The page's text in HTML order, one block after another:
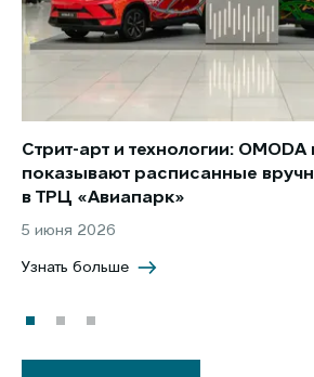
Стрит-арт и технологии: OMODA
показывают расписанные
в ТРЦ «Авиапарк»
5 июня 2026
Узнать больше